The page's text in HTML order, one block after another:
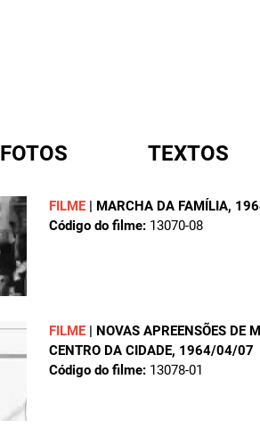
FOTOS TEXTOS
FILME | MARCHA DA FAMÍLIA,
Código do filme: 13070-08
FILME | NOVAS APREENSÕES DE
CENTRO DA CIDADE, 1964/04/07
Código do filme: 13078-01